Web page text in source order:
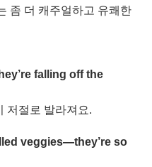
좀 더 캐주얼하고 유쾌한
falling off the
저절로 발라져요.
veggies—they’re so